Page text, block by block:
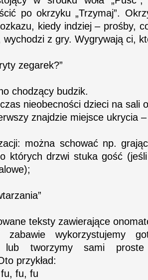
po okrzyku „Trzymaj”.
kiedy indziej – prośby,
wychodzi z gry. Wygrywają ci,
zegarek?”
chodzący budzik.
nieobecności dzieci na sali
znajdzie miejsce ukrycia
można schować np.
których drzwi stuka gość
teksty zawierające
zabawie wykorzystujemy
lub tworzymy sami
przykład:
fu, fu